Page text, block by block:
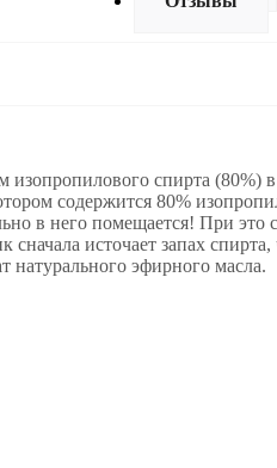
спирта (80%)
содержится 80%
в него помещается! При
источает запах
натурального эфирного масла.